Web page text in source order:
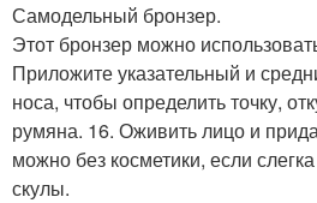
Самодельный бронзер.
Этот бронзер можно
Приложите указательный и
носа, чтобы определить точку,
румяна. 16. Оживить лицо и
можно без косметики, если
скулы.